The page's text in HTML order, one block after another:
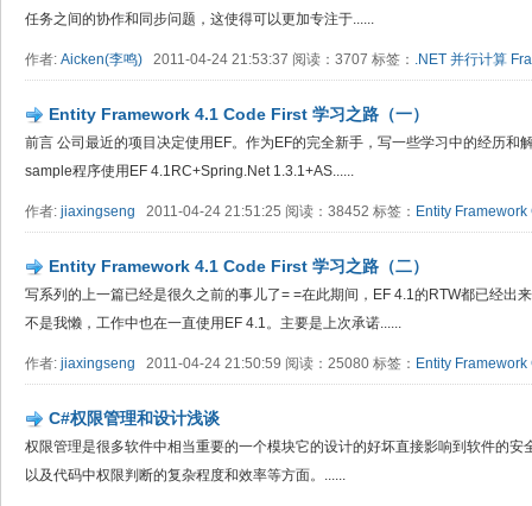
任务之间的协作和同步问题，这使得可以更加专注于......
作者: Aicken(李鸣) 2011-04-24 21:53:37 阅读：3707 标签： .NET 并行计算
Entity Framework 4.1 Code First 学习之路（一）
前言 公司最近的项目决定使用EF。作为EF的完全新手，写一些学习中的经历和
sample程序使用EF 4.1RC+Spring.Net 1.3.1+AS......
作者: jiaxingseng 2011-04-24 21:51:25 阅读：38452 标签： Entity Framework
Entity Framework 4.1 Code First 学习之路（二）
写系列的上一篇已经是很久之前的事儿了= =在此期间，EF 4.1的RTW都已经出
不是我懒，工作中也在一直使用EF 4.1。主要是上次承诺......
作者: jiaxingseng 2011-04-24 21:50:59 阅读：25080 标签： Entity Framework
C#权限管理和设计浅谈
权限管理是很多软件中相当重要的一个模块它的设计的好坏直接影响到软件的安
以及代码中权限判断的复杂程度和效率等方面。......